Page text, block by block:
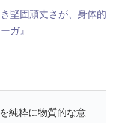
堅固頑丈さが、身体的
ガ』
純粋に物質的な意